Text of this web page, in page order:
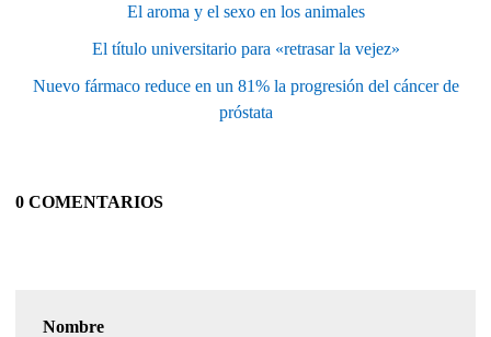
El aroma y el sexo en los animales
El título universitario para «retrasar la vejez»
Nuevo fármaco reduce en un 81% la progresión del cáncer de
próstata
0 COMENTARIOS
Nombre